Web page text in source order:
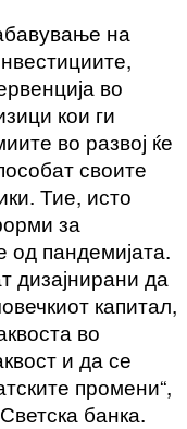
на
во
кои ги
во развој ќе
своите
Тие, исто
за
пандемијата.
дизајнирани да
капитал,
во
и да се
промени“,
банка.